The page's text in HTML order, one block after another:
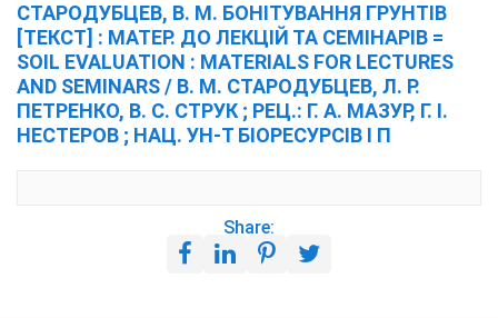
СТАРОДУБЦЕВ, В. М. БОНІТУВАННЯ ГРУНТІВ
[ТЕКСТ] : МАТЕР. ДО ЛЕКЦІЙ ТА СЕМІНАРІВ =
SOIL EVALUATION : MATERIALS FOR LECTURES
AND SEMINARS / В. М. СТАРОДУБЦЕВ, Л. Р.
ПЕТРЕНКО, В. С. СТРУК ; РЕЦ.: Г. А. МАЗУР, Г. І.
НЕСТЕРОВ ; НАЦ. УН-Т БІОРЕСУРСІВ І П
Share: